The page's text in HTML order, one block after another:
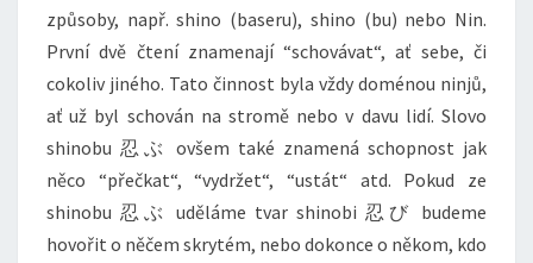
způsoby, např. shino (baseru), shino (bu) nebo Nin.
První dvě čtení znamenají “schovávat“, ať sebe, či
cokoliv jiného. Tato činnost byla vždy doménou ninjů,
ať už byl schován na stromě nebo v davu lidí. Slovo
shinobu 忍ぶ ovšem také znamená schopnost jak
něco “přečkat“, “vydržet“, “ustát“ atd. Pokud ze
shinobu 忍ぶ uděláme tvar shinobi 忍び budeme
hovořit o něčem skrytém, nebo dokonce o někom, kdo